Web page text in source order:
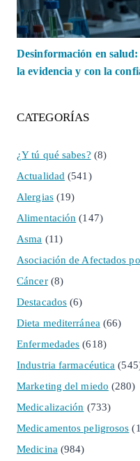
Desinformación en
la evidencia y con la
CATEGORÍAS
¿Y tú qué sabes? (8)
Actualidad (541)
Alergias(19)
Alimentación (147)
Asma (11)
Asociación de Afectados
Cáncer(8)
Destacados (6)
Dieta mediterránea(66)
Enfermedades (618)
Industria farmacéutica
Marketing del miedo (280)
Medicalización (733)
Medicamentos peligrosos
Medicina(984)